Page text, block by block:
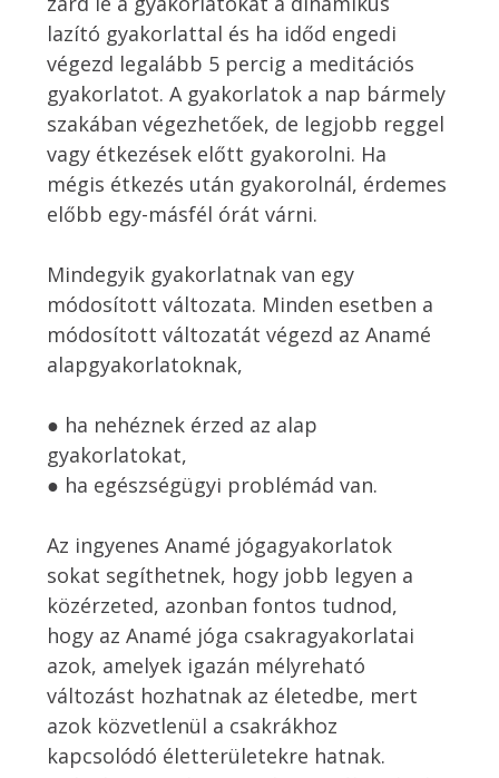
lazító gyakorlattal és ha időd engedi
végezd legalább 5 percig a meditációs
gyakorlatot. A gyakorlatok a nap bármely
szakában végezhetőek, de legjobb reggel
vagy étkezések előtt gyakorolni. Ha
mégis étkezés után gyakorolnál, érdemes
előbb egy-másfél órát várni.
Mindegyik gyakorlatnak van egy
módosított változata. Minden esetben a
módosított változatát végezd az Anamé
alapgyakorlatoknak,
● ha nehéznek érzed az alap
gyakorlatokat,
● ha egészségügyi problémád van.
Az ingyenes Anamé jógagyakorlatok
sokat segíthetnek, hogy jobb legyen a
közérzeted, azonban fontos tudnod,
hogy az Anamé jóga csakragyakorlatai
azok, amelyek igazán mélyreható
változást hozhatnak az életedbe, mert
azok közvetlenül a csakrákhoz
kapcsolódó életterületekre hatnak.